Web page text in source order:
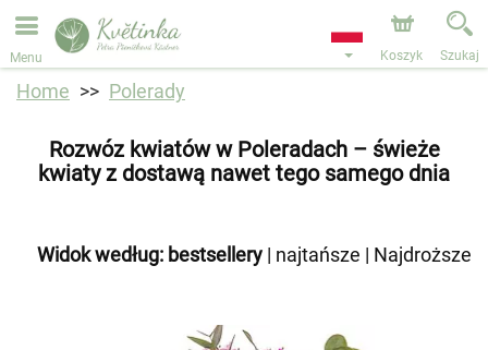
Przyjmujemy zamówienia za pośrednictwem naszego
sklepu internetowego. Najbliższy możliwy termin dostawy
to 11.08.2026 z powodu urlopu.
Menu Koszyk Szukaj
Home Polerady
Rozwóz kwiatów w Poleradach – świeże
kwiaty z dostawą nawet tego samego dnia
Widok według: bestsellery | najtańsze | Najdroższe